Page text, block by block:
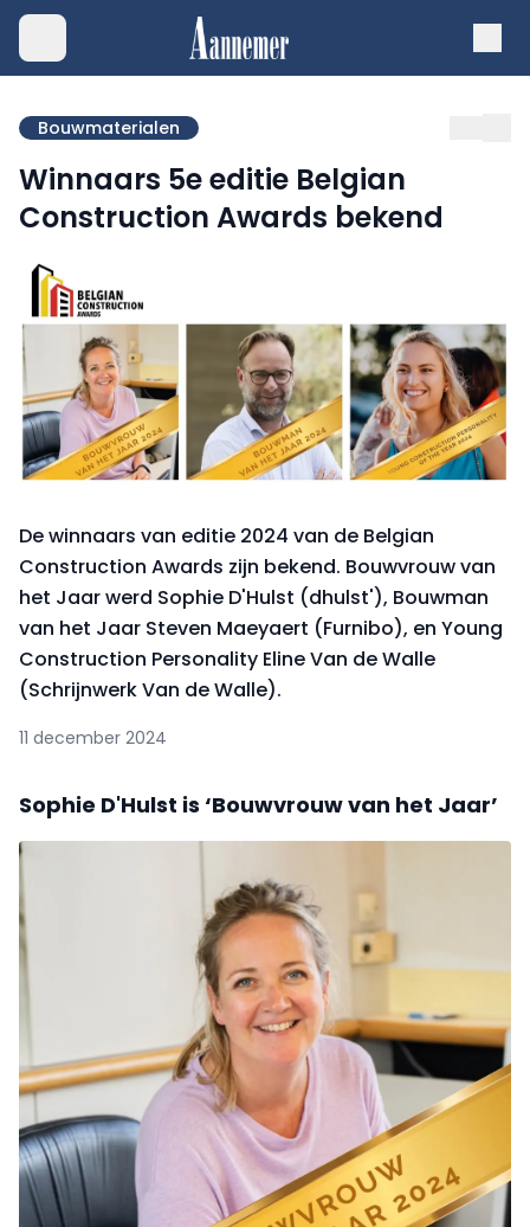
Bouwmaterialen
Winnaars 5e editie Belgian
Construction Awards bekend
De winnaars van editie 2024 van de Belgian
Construction Awards zijn bekend. Bouwvrouw van
het Jaar werd Sophie D'Hulst (dhulst'), Bouwman
van het Jaar Steven Maeyaert (Furnibo), en Young
Construction Personality Eline Van de Walle
(Schrijnwerk Van de Walle).
11 december 2024
Sophie D'Hulst is ‘Bouwvrouw van het Jaar’